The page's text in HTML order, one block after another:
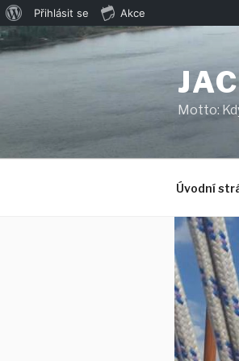
WordPressu
Přihlásit se
Akce
Přejít
k
Motto:
Úvodní